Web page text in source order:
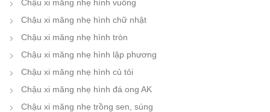
Chậu xi măng nhẹ hình vuông
Chậu xi măng nhẹ hình chữ nhật
Chậu xi măng nhẹ hình tròn
Chậu xi măng nhẹ hình lập phương
Chậu xi măng nhẹ hình củ tỏi
Chậu xi măng nhẹ hình đá ong AK
Chậu xi măng nhẹ trồng sen, súng